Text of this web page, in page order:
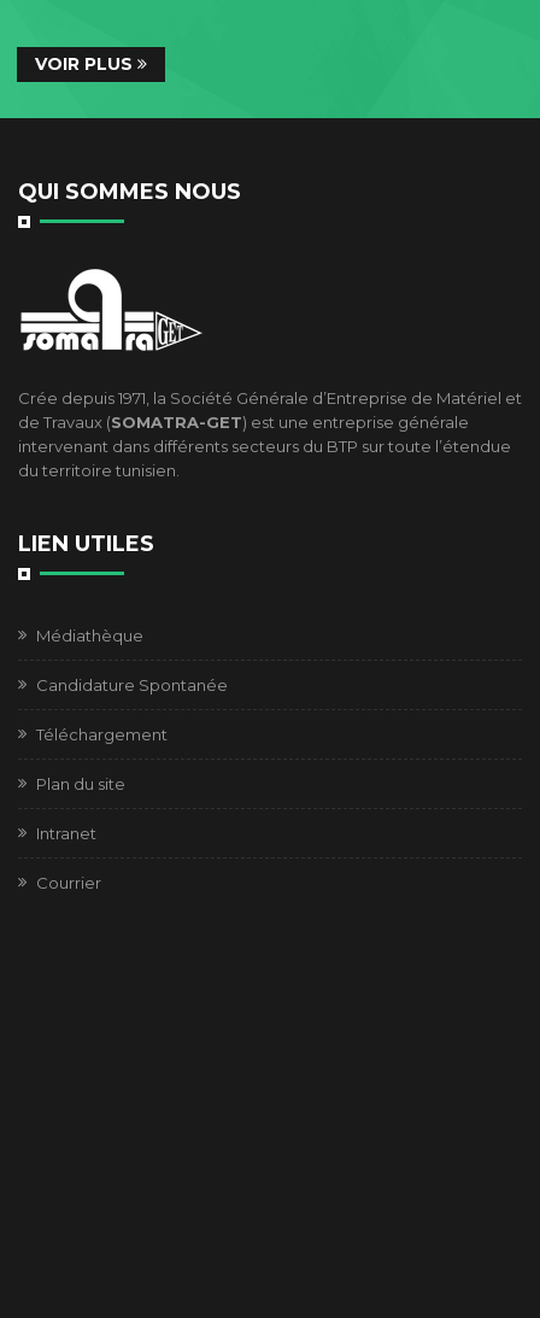
VOIR PLUS
QUI SOMMES NOUS
Crée depuis 1971, la Société Générale d’Entreprise de Matériel et
de Travaux (SOMATRA-GET) est une entreprise générale
intervenant dans différents secteurs du BTP sur toute l’étendue
du territoire tunisien.
LIEN UTILES
Médiathèque
Candidature Spontanée
Téléchargement
Plan du site
Intranet
Courrier